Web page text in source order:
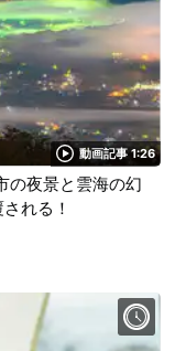
動画記事 1:26
の夜景と雲海の幻
れる！